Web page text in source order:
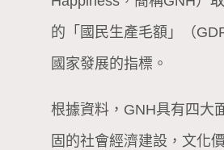
的「國民生產毛額」（
國家發展的指標。
根據資料，GNH具有四大
固的社會經濟建設，文化